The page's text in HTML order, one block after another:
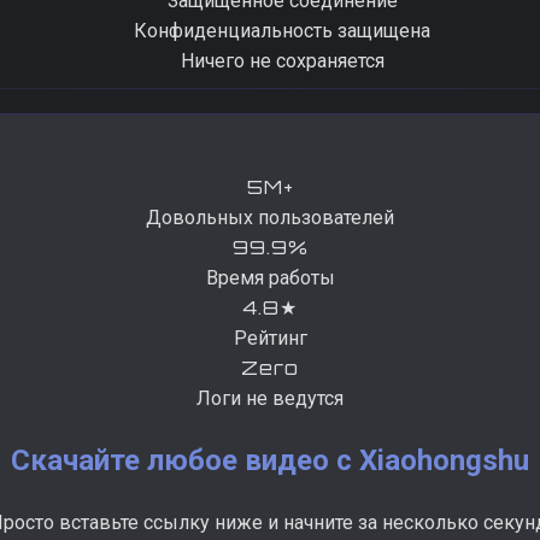
Конфиденциальность защищена
Ничего не сохраняется
5M+
Довольных пользователей
99.9%
Время работы
4.8★
Рейтинг
Zero
Логи не ведутся
Скачайте любое видео с Xiaohongshu
вставьте ссылку ниже и начните за несколько